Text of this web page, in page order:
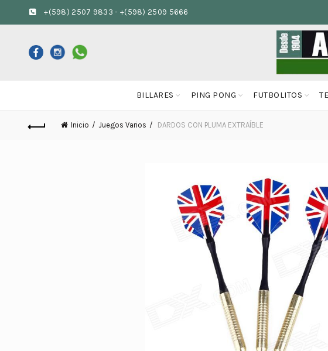
+(598) 2507 9833 - +(598) 2509 5666
BILLARES PING PONG FUTBOLITOS
Inicio Juegos Varios DARDOS CON PLUMA EXTRAÍBLE